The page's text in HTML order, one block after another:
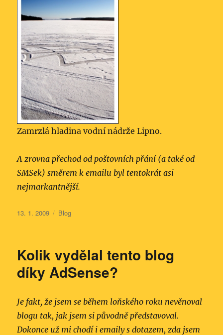
Zamrzlá hladina vodní nádrže Lipno.
A zrovna přechod od poštovních přání (a také od
SMSek) směrem k emailu byl tentokrát asi
nejmarkantnější.
Publikováno:
13. 1. 2009 Rubriky:
Blog
Kolik vydělal tento blog
díky AdSense?
Je fakt, že jsem se během loňského roku nevěnoval
blogu tak, jak jsem si původně představoval.
Dokonce už mi chodí i emaily s dotazem, zda jsem